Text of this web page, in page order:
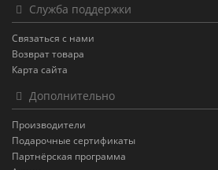
Служба поддержки
Связаться с нами
Возврат товара
Карта сайта
Дополнительно
Производители
Подарочные сертификаты
Партнёрская программа